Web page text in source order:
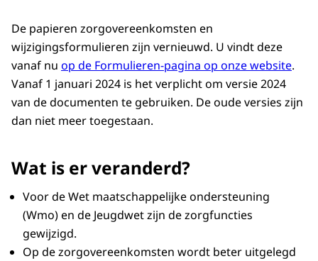
De papieren zorgovereenkomsten en
wijzigingsformulieren zijn vernieuwd. U vindt deze
vanaf nu op de Formulieren-pagina op onze website.
Vanaf 1 januari 2024 is het verplicht om versie 2024
van de documenten te gebruiken. De oude versies zijn
dan niet meer toegestaan.
Wat is er veranderd?
Voor de Wet maatschappelijke ondersteuning
(Wmo) en de Jeugdwet zijn de zorgfuncties
gewijzigd.
Op de zorgovereenkomsten wordt beter uitgelegd